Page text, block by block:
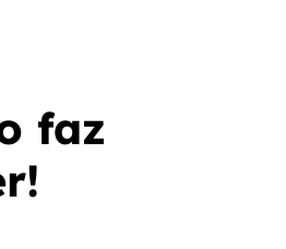
faz